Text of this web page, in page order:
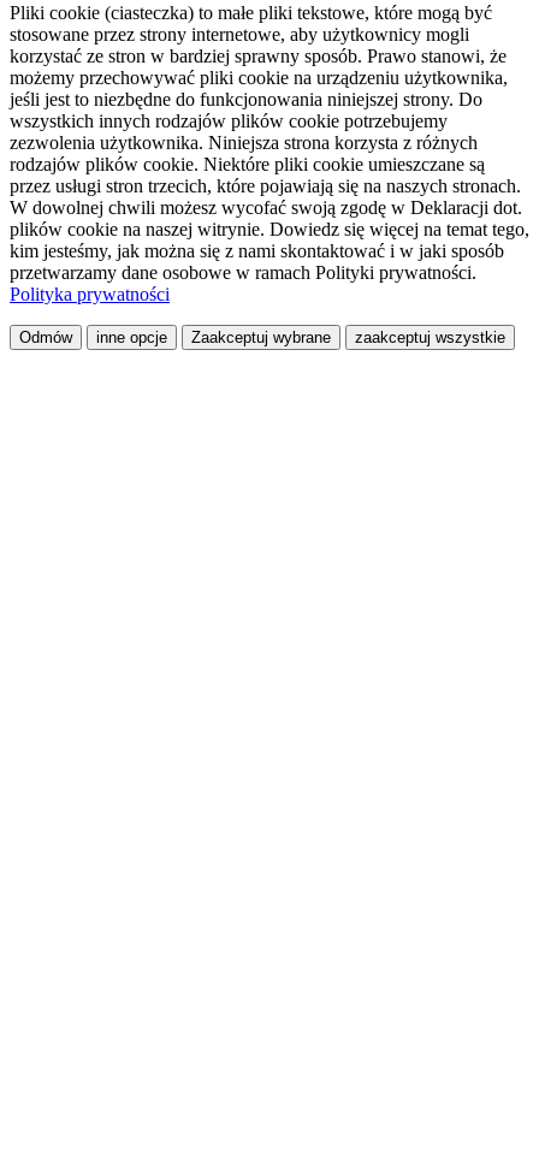
Pliki cookie (ciasteczka) to małe pliki tekstowe, które mogą być
stosowane przez strony internetowe, aby użytkownicy mogli
korzystać ze stron w bardziej sprawny sposób. Prawo stanowi, że
możemy przechowywać pliki cookie na urządzeniu użytkownika,
jeśli jest to niezbędne do funkcjonowania niniejszej strony. Do
wszystkich innych rodzajów plików cookie potrzebujemy
zezwolenia użytkownika. Niniejsza strona korzysta z różnych
rodzajów plików cookie. Niektóre pliki cookie umieszczane są
przez usługi stron trzecich, które pojawiają się na naszych stronach.
W dowolnej chwili możesz wycofać swoją zgodę w Deklaracji dot.
plików cookie na naszej witrynie. Dowiedz się więcej na temat tego,
kim jesteśmy, jak można się z nami skontaktować i w jaki sposób
przetwarzamy dane osobowe w ramach Polityki prywatności.
Polityka prywatności
Odmów inne opcje Zaakceptuj wybrane zaakceptuj wszystkie